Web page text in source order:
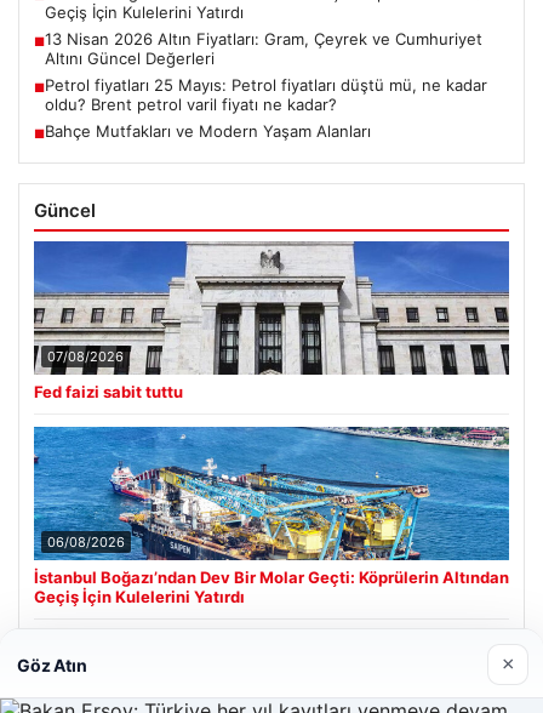
Geçiş İçin Kulelerini Yatırdı
■13 Nisan 2026 Altın Fiyatları: Gram, Çeyrek ve Cumhuriyet
Altını Güncel Değerleri
■Petrol fiyatları 25 Mayıs: Petrol fiyatları düştü mü, ne kadar
oldu? Brent petrol varil fiyatı ne kadar?
■Bahçe Mutfakları ve Modern Yaşam Alanları
Güncel
07/08/2026
Fed faizi sabit tuttu
06/08/2026
İstanbul Boğazı’ndan Dev Bir Molar Geçti: Köprülerin Altından
Geçiş İçin Kulelerini Yatırdı
Son Eklenen Firmalar
Göz Atın ×